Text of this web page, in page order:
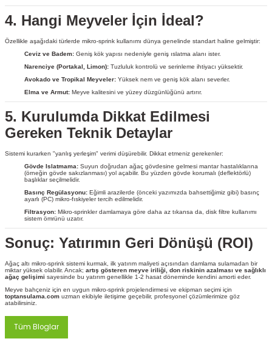
4. Hangi Meyveler İçin İdeal?
Özellikle aşağıdaki türlerde mikro-sprink kullanımı dünya genelinde standart haline gelmiştir:
Ceviz ve Badem: Geniş kök yapısı nedeniyle geniş ıslatma alanı ister.
Narenciye (Portakal, Limon): Tuzluluk kontrolü ve serinleme ihtiyacı yüksektir.
Avokado ve Tropikal Meyveler: Yüksek nem ve geniş kök alanı severler.
Elma ve Armut: Meyve kalitesini ve yüzey düzgünlüğünü artırır.
5. Kurulumda Dikkat Edilmesi
Gereken Teknik Detaylar
Sistemi kurarken "yanlış yerleşim" verimi düşürebilir. Dikkat etmeniz gerekenler:
Gövde Islatmama: Suyun doğrudan ağaç gövdesine gelmesi mantar hastalıklarına
(örneğin gövde sakızlanması) yol açabilir. Bu yüzden gövde korumalı (deflektörlü)
başlıklar seçilmelidir.
Basınç Regülasyonu: Eğimli arazilerde (önceki yazımızda bahsettiğimiz gibi) basınç
ayarlı (PC) mikro-fıskiyeler tercih edilmelidir.
Filtrasyon: Mikro-sprinkler damlamaya göre daha az tıkansa da, disk filtre kullanımı
sistem ömrünü uzatır.
Sonuç: Yatırımın Geri Dönüşü (ROI)
Ağaç altı mikro-sprink sistemi kurmak, ilk yatırım maliyeti açısından damlama sulamadan bir
miktar yüksek olabilir. Ancak; artış gösteren meyve iriliği, don riskinin azalması ve sağlıklı
ağaç gelişimi sayesinde bu yatırım genellikle 1-2 hasat döneminde kendini amorti eder.
Meyve bahçeniz için en uygun mikro-sprink projelendirmesi ve ekipman seçimi için
toptansulama.com uzman ekibiyle iletişime geçebilir, profesyonel çözümlerimize göz
atabilirsiniz.
Tüm Bloglar